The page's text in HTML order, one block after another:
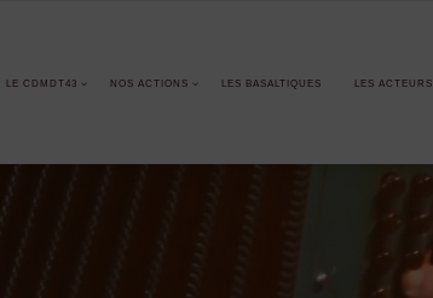
LE CDMDT43 NOS ACTIONS LES BASALTIQUES LES ACTEURS